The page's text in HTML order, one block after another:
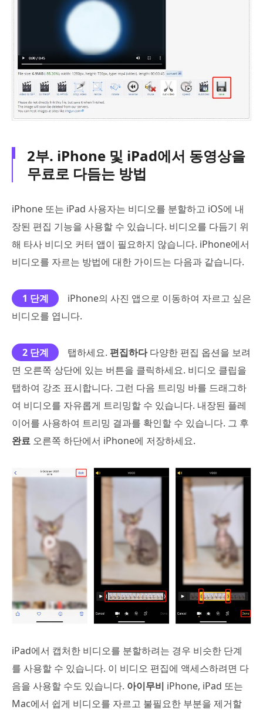
2부. iPhone 및 iPad에서 동영상을
무료로 다듬는 방법
iPhone 또는 iPad 사용자는 비디오를 분할하고 iOS에 내
장된 편집 기능을 사용할 수 있습니다. 비디오를 다듬기 위
해 타사 비디오 커터 앱이 필요하지 않습니다. iPhone에서
비디오를 자르는 방법에 대한 가이드는 다음과 같습니다.
1 단계
iPhone의 사진 앱으로 이동하여 자르고 싶은
비디오를 엽니다.
2 단계 탭하세요. 편집하다다양한 편집 옵션을 보려
면 오른쪽 상단에 있는 버튼을 클릭하세요. 비디오 클립을
탭하여 강조 표시합니다. 그런 다음 트리밍 바를 드래그하
여 비디오를 자유롭게 트리밍할 수 있습니다. 내장된 플레
이어를 사용하여 트리밍 결과를 확인할 수 있습니다. 그 후
완료 오른쪽 하단에서 iPhone에 저장하세요.
iPad에서 캡처한 비디오를 분할하려는 경우 비슷한 단계
를 사용할 수 있습니다. 이 비디오 편집에 액세스하려면 다
음을 사용할 수도 있습니다. 아이무비 iPhone, iPad 또는
Mac에서 쉽게 비디오를 자르고 불필요한 부분을 제거할